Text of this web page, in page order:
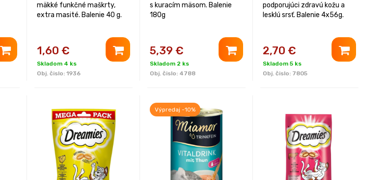
mäkké funkčné maškrty,
extra masité. Balenie 40 g.
1,60 €
Skladom 4 ks
Obj. čislo: 1936
s kuracím mäsom. Balenie
180g
5,39 €
Skladom 2 ks
Obj. čislo: 4788
podporujúci zdravú kožu a
lesklú srsť. Balenie 4x56g.
2,70 €
Skladom 5 ks
Obj. čislo: 7805
Výpredaj -10%